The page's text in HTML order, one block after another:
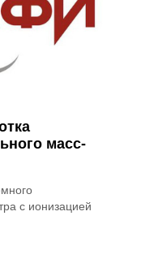
масс-
с ионизацией